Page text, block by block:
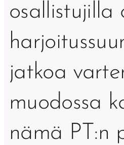
osallistujilla
jatkoa
muodossa
nämä PT:n